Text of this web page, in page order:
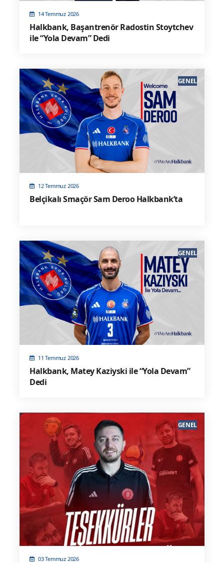
14 Temmuz 2026
Halkbank, Başantrenör Radostin Stoytchev
ile “Yola Devam” Dedi
12 Temmuz 2026
Belçikalı Smaçör Sam Deroo Halkbank’ta
GENEL
11 Temmuz 2026
Halkbank, Matey Kaziyski ile “Yola Devam”
Dedi
GENEL
03 Temmuz 2026
GENEL